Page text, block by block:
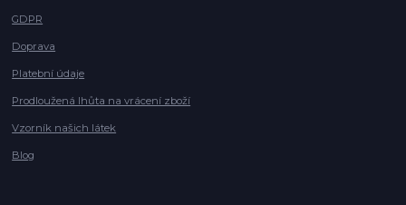
GDPR
Doprava
Platební údaje
Prodloužená lhůta na vrácení zboží
Vzorník našich látek
Blog